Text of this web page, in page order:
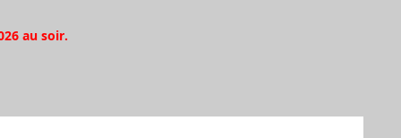
au soir.